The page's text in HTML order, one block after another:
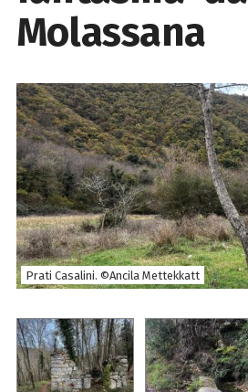
Molassana
Prati Casalini. ©Ancila Mettekkatt